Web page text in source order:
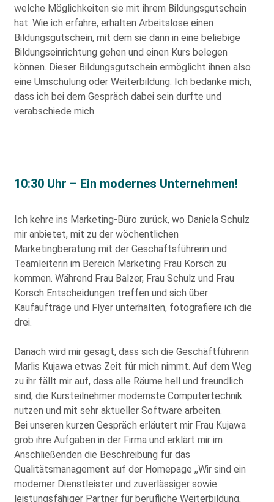
welche Möglichkeiten sie mit ihrem Bildungsgutschein
hat. Wie ich erfahre, erhalten Arbeitslose einen
Bildungsgutschein, mit dem sie dann in eine beliebige
Bildungseinrichtung gehen und einen Kurs belegen
können. Dieser Bildungsgutschein ermöglicht ihnen also
eine Umschulung oder Weiterbildung. Ich bedanke mich,
dass ich bei dem Gespräch dabei sein durfte und
verabschiede mich.
10:30 Uhr – Ein modernes Unternehmen!
Ich kehre ins Marketing-Büro zurück, wo Daniela Schulz
mir anbietet, mit zu der wöchentlichen
Marketingberatung mit der Geschäftsführerin und
Teamleiterin im Bereich Marketing Frau Korsch zu
kommen. Während Frau Balzer, Frau Schulz und Frau
Korsch Entscheidungen treffen und sich über
Kaufaufträge und Flyer unterhalten, fotografiere ich die
drei.
Danach wird mir gesagt, dass sich die Geschäftführerin
Marlis Kujawa etwas Zeit für mich nimmt. Auf dem Weg
zu ihr fällt mir auf, dass alle Räume hell und freundlich
sind, die Kursteilnehmer modernste Computertechnik
nutzen und mit sehr aktueller Software arbeiten.
Bei unseren kurzen Gespräch erläutert mir Frau Kujawa
grob ihre Aufgaben in der Firma und erklärt mir im
Anschließenden die Beschreibung für das
Qualitätsmanagement auf der Homepage ,,Wir sind ein
moderner Dienstleister und zuverlässiger sowie
leistungsfähiger Partner für berufliche Weiterbildung,
Die Datenschutzerklärung habe ich zur Kenntnis genommen
meiner Angaben sowie Daten für den Zweck der Beantwortung
meiner Anfrage zu. Bitte beachten Sie: Diese Einwilligung
können Sie per E-Mail an info@comhard.de jederzeit für die
Zukunft widerrufen.
Diese Website ist durch reCAPTCHA geschützt und es gelten die
DatenschutzbestimmungenandNutzungsbedingungenvon